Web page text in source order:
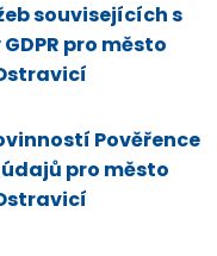
souvisejících s
pro město
Pověřence
pro město